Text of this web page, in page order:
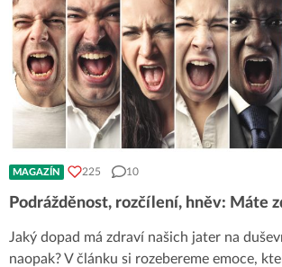
MAGAZÍN 225 10
Podrážděnost, rozčílení, hněv: Máte
Jaký dopad má zdraví našich jater na
naopak? V článku si rozebereme emoce,